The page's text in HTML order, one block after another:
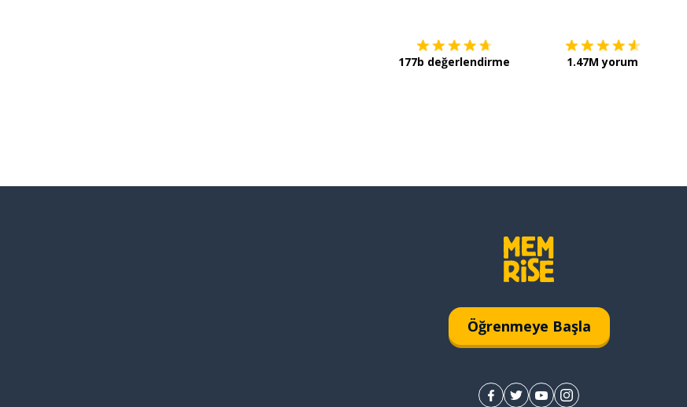
177b değerlendirme 1.47M yorum
Öğrenmeye Başla